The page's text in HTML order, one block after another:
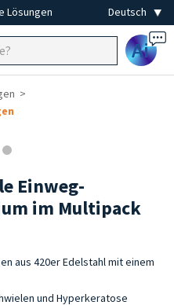
Lösungen
Ai
Einweg-
im Multipack
aus 420er Edelstahl mit einem
und Hyperkeratose